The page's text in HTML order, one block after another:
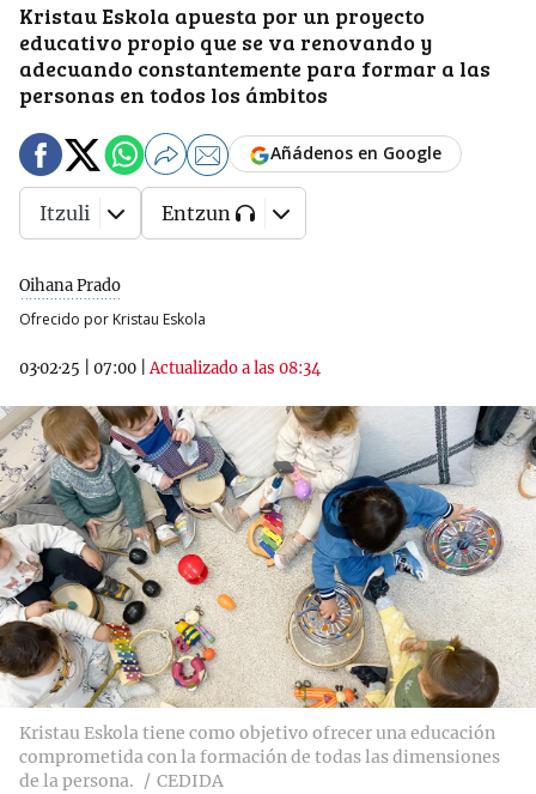
Kristau Eskola apuesta por un proyecto
educativo propio que se va renovando y
adecuando constantemente para formar a las
personas en todos los ámbitos
Oihana Prado
Ofrecido por Kristau Eskola
03·02·25 07:00 |Actualizado a las 08:34
Añádenos en Google
Itzuli Entzun
Kristau Eskola tiene como objetivo ofrecer una educación
comprometida con la formación de todas las dimensiones
de la persona.
CEDIDA